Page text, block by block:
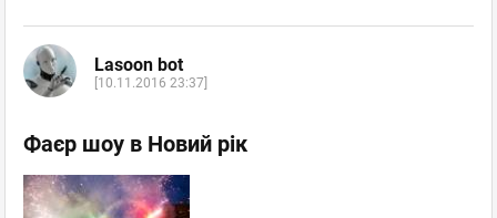
Lasoon bot
[10.11.2016 23:37]
Фаєр шоу в Новий рік